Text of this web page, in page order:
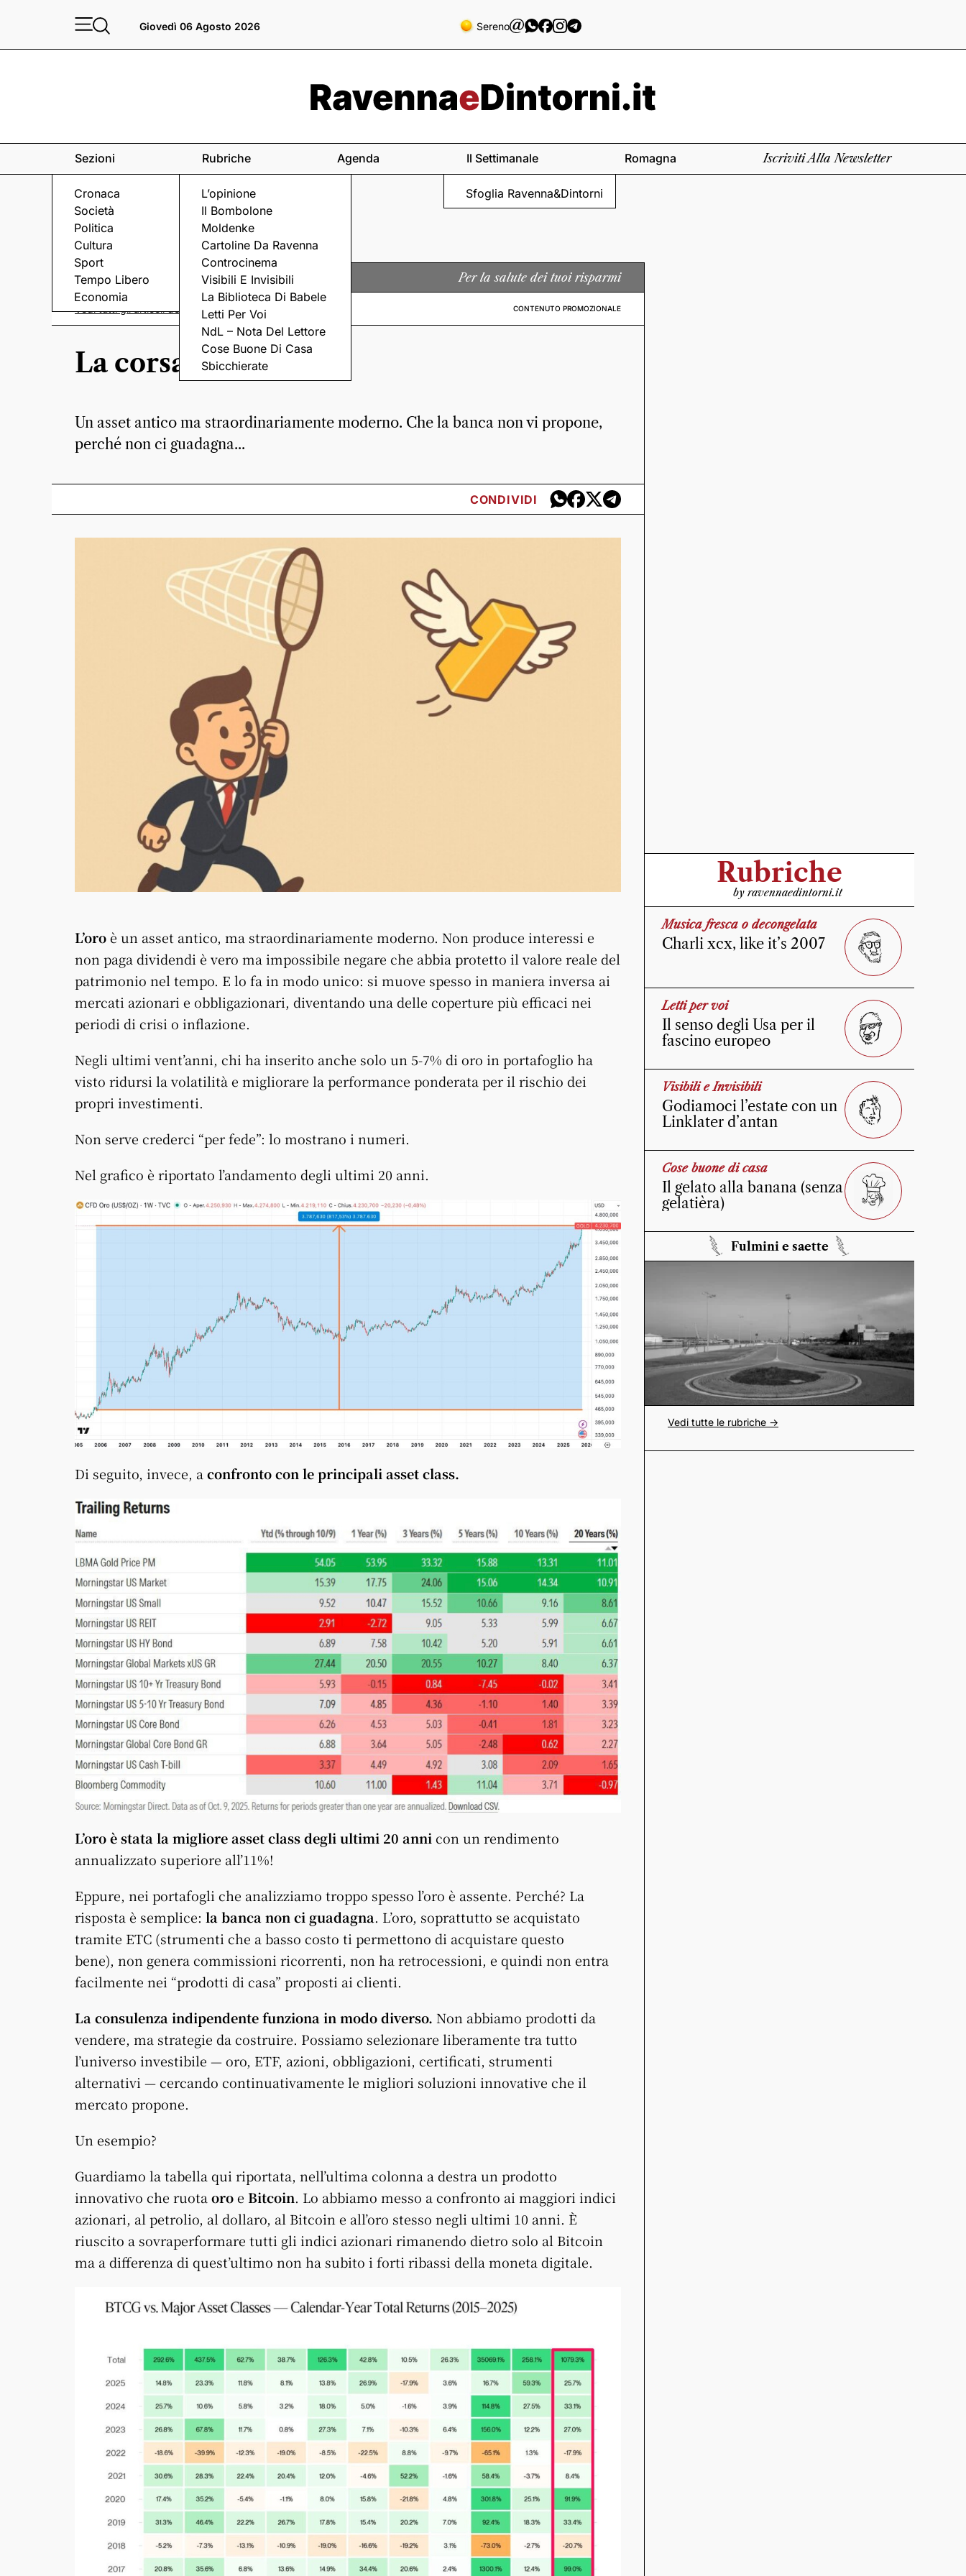
Giovedì 06 Agosto 2026 Sereno
Sezioni
Cronaca
Società
Politica
Cultura
Sport
Tempo Libero
Economia
Rubriche
L’opinione
Il Bombolone
Moldenke
Cartoline Da Ravenna
Controcinema
Visibili E Invisibili
La Biblioteca Di Babele
Letti Per Voi
NdL – Nota Del Lettore
Cose Buone Di Casa
Sbicchierate
Agenda Il Settimanale
Sfoglia Ravenna&Dintorni
Romagna Iscriviti Alla Newsletter
LA CLINICA DELLA FINANZA Per la salute dei tuoi risparmi
Vedi tutti gli articoli della rubrica -> CONTENUTO PROMOZIONALE
La corsa all’oro
Un asset antico ma straordinariamente moderno. Che la banca non vi propone,
perché non ci guadagna...
CONDIVIDI
L’oroè un asset antico, ma straordinariamente moderno. Non produce interessi e
non paga dividendi è vero ma impossibile negare che abbia protetto il valore reale del
patrimonio nel tempo. E lo fa in modo unico: si muove spesso in maniera inversa ai
mercati azionari e obbligazionari, diventando una delle coperture più efficaci nei
periodi di crisi o inflazione.
Negli ultimi vent’anni, chi ha inserito anche solo un 5-7% di oro in portafoglio ha
visto ridursi la volatilità e migliorare la performance ponderata per il rischio dei
propri investimenti.
Non serve crederci “per fede”: lo mostrano i numeri.
Nel grafico è riportato l’andamento degli ultimi 20 anni.
Di seguito, invece, aconfronto con le principali asset class.
L’oro è stata la migliore asset class degli ultimi 20 anni con un rendimento
annualizzato superiore all’11%!
Eppure, nei portafogli che analizziamo troppo spesso l’oro è assente. Perché? La
risposta è semplice: la banca non ci guadagna. L’oro, soprattutto se acquistato
tramite ETC (strumenti che a basso costo ti permettono di acquistare questo
bene), non genera commissioni ricorrenti, non ha retrocessioni, e quindi non entra
facilmente nei “prodotti di casa” proposti ai clienti.
La consulenza indipendente funziona in modo diverso. Non abbiamo prodotti da
vendere, ma strategie da costruire. Possiamo selezionare liberamente tra tutto
l’universo investibile — oro, ETF, azioni, obbligazioni, certificati, strumenti
alternativi — cercando continuativamente le migliori soluzioni innovative che il
mercato propone.
Un esempio?
Guardiamo la tabella qui riportata, nell’ultima colonna a destra un prodotto
innovativo che ruota oroe Bitcoin. Lo abbiamo messo a confronto ai maggiori indici
azionari, al petrolio, al dollaro, al Bitcoin e all’oro stesso negli ultimi 10 anni. È
riuscito a sovraperformare tutti gli indici azionari rimanendo dietro solo al Bitcoin
ma a differenza di quest’ultimo non ha subito i forti ribassi della moneta digitale.
Rubriche
by ravennaedintorni.it
Musica fresca o decongelata
Charli xcx, like it’s 2007
Letti per voi
Il senso degli Usa per il
fascino europeo
Visibili e Invisibili
Godiamoci l’estate con un
Linklater d’antan
Cose buone di casa
Il gelato alla banana (senza
gelatièra)
Fulmini e saette
Vedi tutte le rubriche ->